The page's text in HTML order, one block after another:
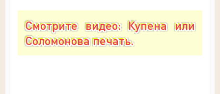
Смотрите видео: Купена или
Соломонова печать.